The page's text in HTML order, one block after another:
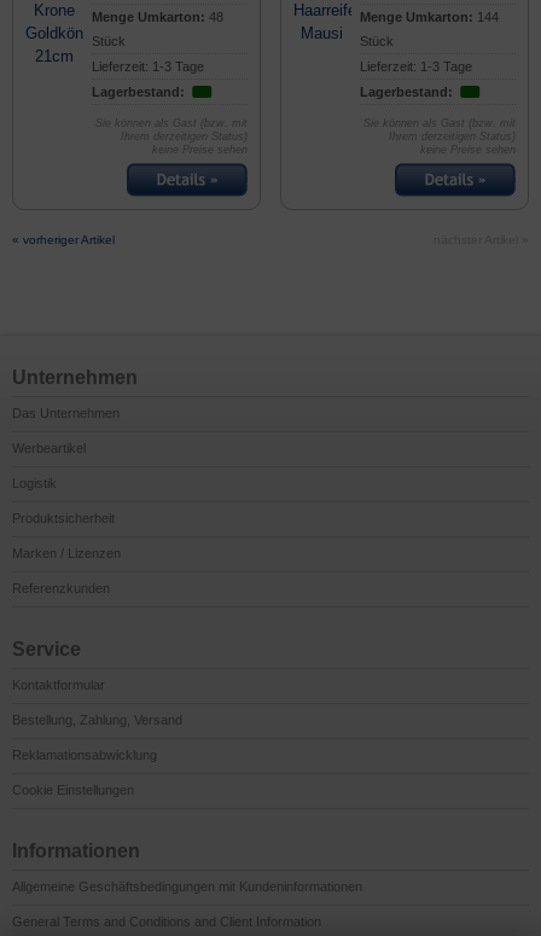
Menge Umkarton: 48
Stück
Lieferzeit: 1-3 Tage
Lagerbestand:
Sie können als Gast (bzw. mit
Ihrem derzeitigen Status)
keine Preise sehen
Menge Umkarton: 144
Stück
Lieferzeit: 1-3 Tage
Lagerbestand:
Sie können als Gast (bzw. mit
Ihrem derzeitigen Status)
keine Preise sehen
« vorheriger Artikel
Unternehmen
Das Unternehmen
Werbeartikel
Logistik
Produktsicherheit
Marken / Lizenzen
Referenzkunden
Service
Kontaktformular
Bestellung, Zahlung, Versand
Reklamationsabwicklung
Cookie Einstellungen
Informationen
Allgemeine Geschäftsbedingungen mit Kundeninformationen
General Terms and Conditions and Client Information